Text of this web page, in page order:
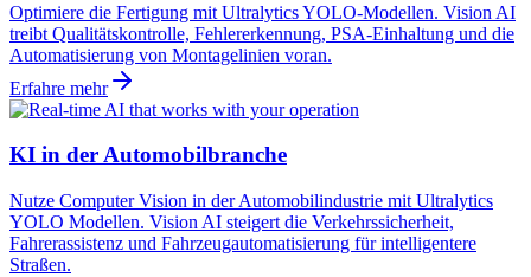
Optimiere die Fertigung mit Ultralytics YOLO-Modellen. Vision AI
treibt Qualitätskontrolle, Fehlererkennung, PSA-Einhaltung und die
Automatisierung von Montagelinien voran.
Erfahre mehr
KI in der Automobilbranche
Nutze Computer Vision in der Automobilindustrie mit Ultralytics
YOLO Modellen. Vision AI steigert die Verkehrssicherheit,
Fahrerassistenz und Fahrzeugautomatisierung für intelligentere
Straßen.